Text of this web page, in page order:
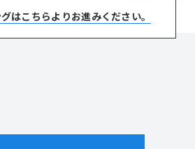
はこちらよりお進みください。